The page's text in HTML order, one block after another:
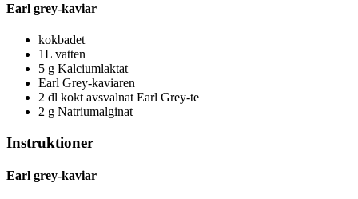
Earl grey-kaviar
kokbadet
1L vatten
5 g Kalciumlaktat
Earl Grey-kaviaren
2 dl kokt avsvalnat Earl Grey-te
2 g Natriumalginat
Instruktioner
Earl grey-kaviar